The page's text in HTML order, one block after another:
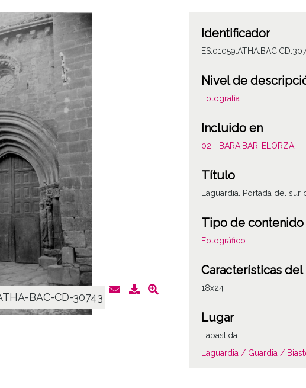
BAC-CD-30743
Identificador
Nivel de
Fotografía
Incluido en
02.- BARAIBAR-ELORZA
Título
Laguardia. Portada del
Tipo de contenido
Fotográfico
Características
18x24
Lugar
Labastida
Laguardia / Guardia /